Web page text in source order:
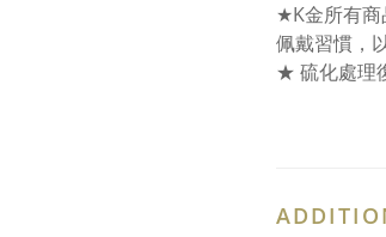
★K金所有商
佩戴習慣，
★ 硫化處理